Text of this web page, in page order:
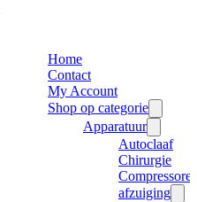
Home
Contact
My Account
Shop op categorie
Apparatuur
Autoclaaf
Chirurgie
afzuiging